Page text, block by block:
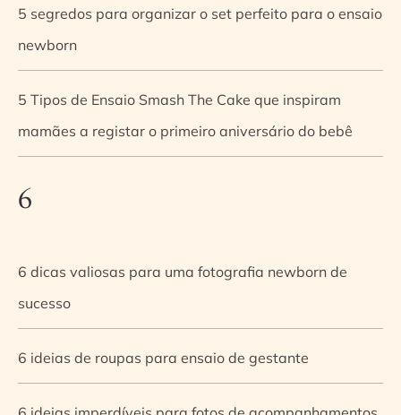
5 segredos para organizar o set perfeito para o ensaio
newborn
5 Tipos de Ensaio Smash The Cake que inspiram
mamães a registar o primeiro aniversário do bebê
6
6 dicas valiosas para uma fotografia newborn de
sucesso
6 ideias de roupas para ensaio de gestante